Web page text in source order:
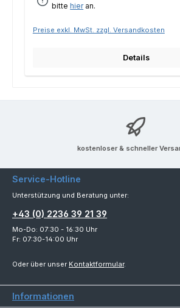
bittehieran.
Preise exkl. MwSt. zzgl. Versandkosten
Details
kostenloser & schneller
Service-Hotline
Unterstützung und Beratung unter:
+43 (0) 2236 39 21 39
Mo-Do: 07:30 - 16:30 Uhr
Fr: 07:30-14:00 Uhr
Oder über unser Kontaktformular.
Informationen